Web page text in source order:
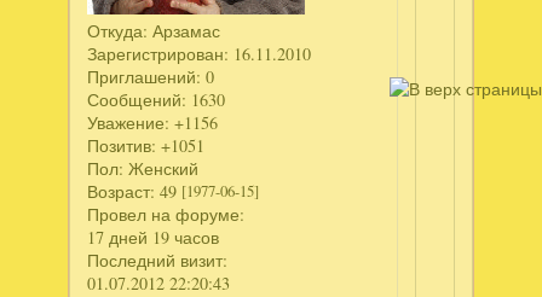
Откуда: Арзамас
Зарегистрирован: 16.11.2010
Приглашений: 0
Сообщений: 1630
Уважение: +1156
Позитив: +1051
Пол: Женский
Возраст: 49 [1977-06-15]
Провел на форуме:
17 дней 19 часов
Последний визит:
01.07.2012 22:20:43